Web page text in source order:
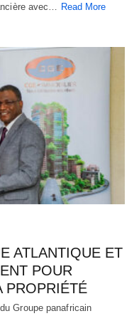
avec… Read More
ATLANTIQUE ET
POUR
PROPRIÉTÉ
Groupe panafricain